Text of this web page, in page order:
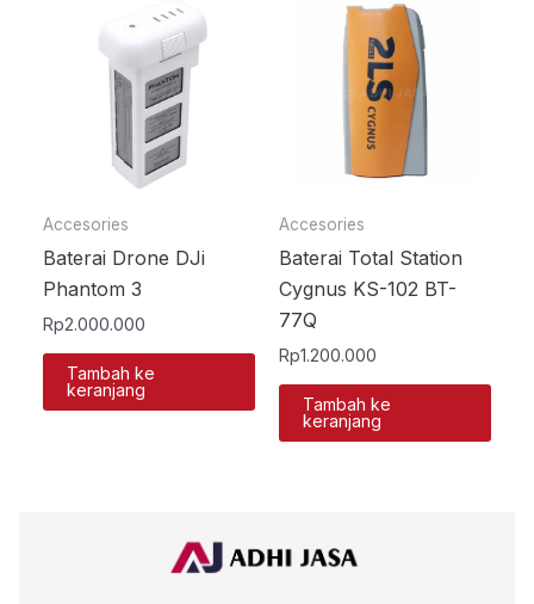
Accesories
Baterai Drone DJi
Phantom 3
Rp2.000.000
Tambah ke
keranjang
Accesories
Baterai Total Station
Cygnus KS-102 BT-
77Q
Rp1.200.000
Tambah ke
keranjang